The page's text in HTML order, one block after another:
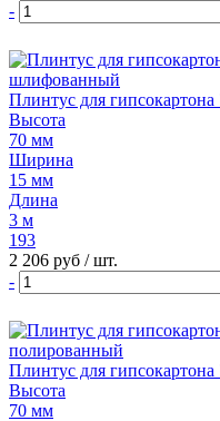
-
Плинтус для
Высота
70 мм
Ширина
15 мм
Длина
3 м
193
2 206 руб / шт.
-
Плинтус для
Высота
70 мм